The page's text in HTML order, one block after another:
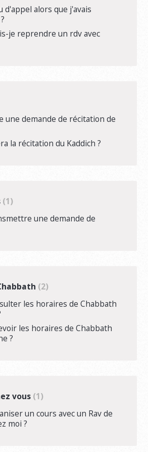
d'appel alors que j'avais
je reprendre un rdv avec
une demande de récitation de
la récitation du Kaddich ?
1
une demande de
2
les horaires de Chabbath
les horaires de Chabbath
?
vous 1
un cours avec un Rav de
moi ?